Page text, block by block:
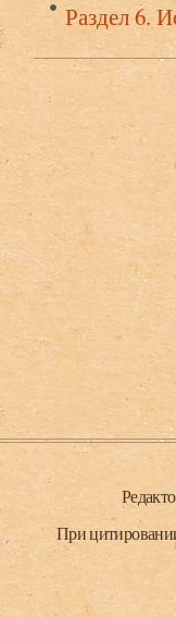
Раздел 6.
При